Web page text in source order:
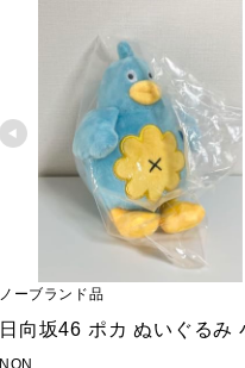
ノーブランド品
日向坂46 ポカ ぬいぐるみ